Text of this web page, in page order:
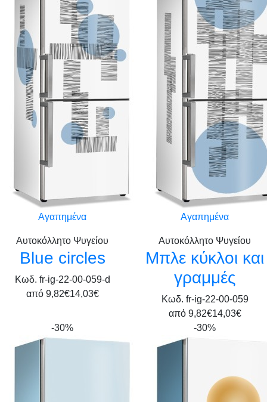
Αγαπημένα
Αυτοκόλλητο Ψυγείου
Blue circles
Κωδ. fr-ig-22-00-059-d
από 9,82€14,03€
Αγαπημένα
Αυτοκόλλητο Ψυγείου
Μπλε κύκλοι και
γραμμές
Κωδ. fr-ig-22-00-059
από 9,82€14,03€
-30%
-30%